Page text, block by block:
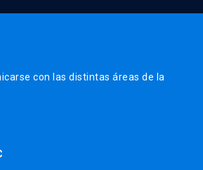
con las distintas áreas de la